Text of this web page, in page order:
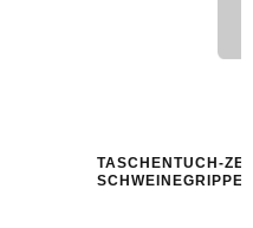
TASCHENTUCH-
SCHWEINEGRIPPE